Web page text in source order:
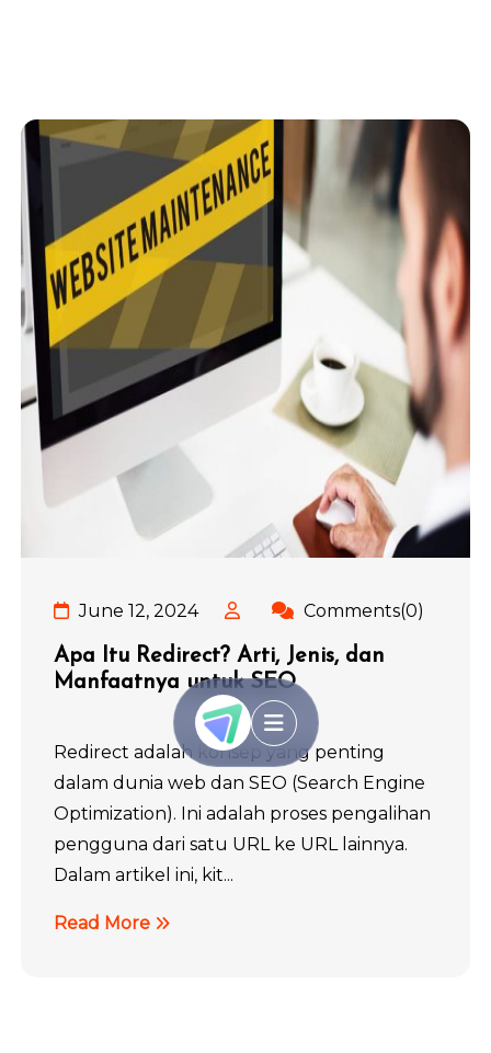
June 12, 2024 Comments(0)
Apa Itu Redirect? Arti, Jenis, dan
Manfaatnya untuk SEO
Redirect adalah konsep yang penting
dalam dunia web dan SEO (Search Engine
Optimization). Ini adalah proses pengalihan
pengguna dari satu URL ke URL lainnya.
Dalam artikel ini, kit...
Read More